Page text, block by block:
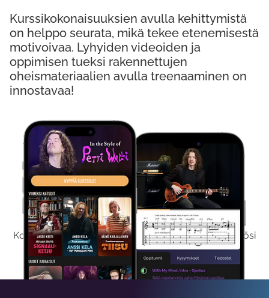
Kokeile Ilmaiseksi
Kokeilemalla ilmaiseksi saat koko sisältömme käyttöösi
viikon ajaksi.
Kurssikokonaisuuksien avulla kehittymistä
on helppo seurata, mikä tekee etenemisestä
motivoivaa. Lyhyiden videoiden ja
oppimisen tueksi rakennettujen
oheismateriaalien avulla treenaaminen on
innostavaa!